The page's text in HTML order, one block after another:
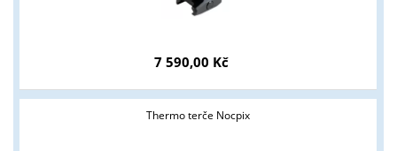
7 590,00 Kč
Thermo terče Nocpix
podnikatelům v oblasti zbraně a střelivo. Splňujete tyto
podmínky?